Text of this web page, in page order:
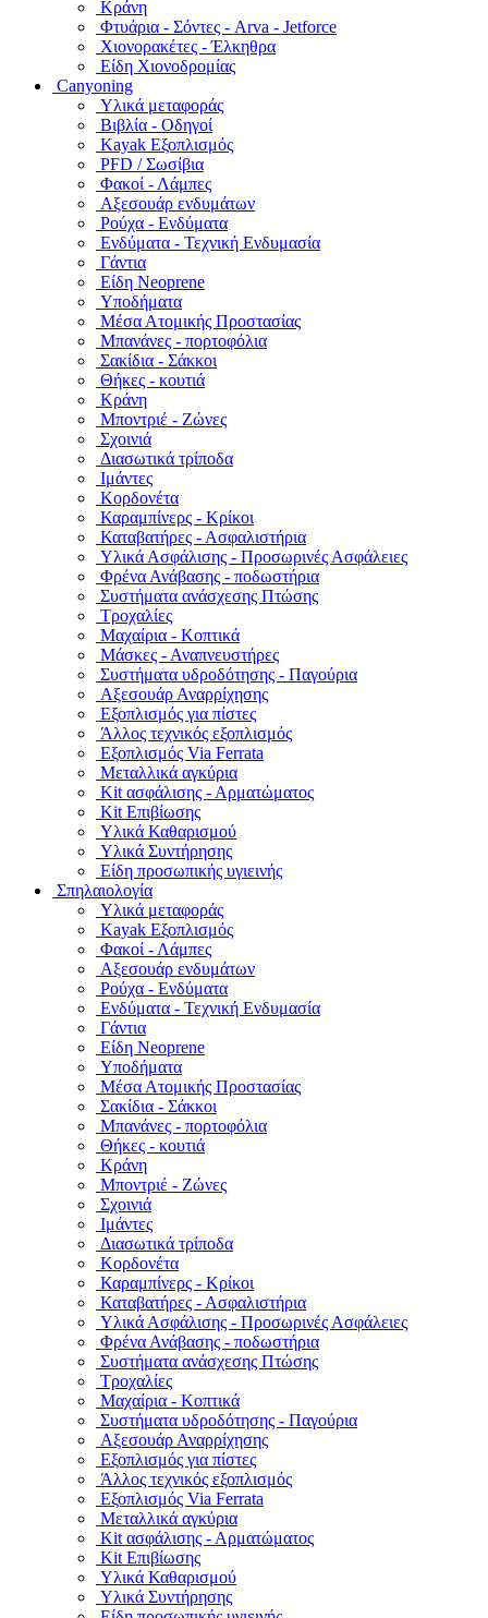
Κράνη
Φτυάρια - Σόντες - Arva - Jetforce
Χιονορακέτες - Έλκηθρα
Είδη Χιονοδρομίας
Canyoning
Υλικά μεταφοράς
Βιβλία - Οδηγοί
Kayak Εξοπλισμός
PFD / Σωσίβια
Φακοί - Λάμπες
Αξεσουάρ ενδυμάτων
Ρούχα - Ενδύματα
Ενδύματα - Τεχνική Ενδυμασία
Γάντια
Είδη Neoprene
Υποδήματα
Μέσα Ατομικής Προστασίας
Μπανάνες - πορτοφόλια
Σακίδια - Σάκκοι
Θήκες - κουτιά
Κράνη
Μποντριέ - Ζώνες
Σχοινιά
Διασωτικά τρίποδα
Ιμάντες
Κορδονέτα
Καραμπίνερς - Κρίκοι
Καταβατήρες - Ασφαλιστήρια
Υλικά Ασφάλισης - Προσωρινές Ασφάλειες
Φρένα Ανάβασης - ποδωστήρια
Συστήματα ανάσχεσης Πτώσης
Τροχαλίες
Μαχαίρια - Κοπτικά
Μάσκες - Αναπνευστήρες
Συστήματα υδροδότησης - Παγούρια
Αξεσουάρ Αναρρίχησης
Εξοπλισμός για πίστες
Άλλος τεχνικός εξοπλισμός
Εξοπλισμός Via Ferrata
Μεταλλικά αγκύρια
Kit ασφάλισης - Αρματώματος
Kit Επιβίωσης
Υλικά Καθαρισμού
Υλικά Συντήρησης
Είδη προσωπικής υγιεινής
Σπηλαιολογία
Υλικά μεταφοράς
Kayak Εξοπλισμός
Φακοί - Λάμπες
Αξεσουάρ ενδυμάτων
Ρούχα - Ενδύματα
Ενδύματα - Τεχνική Ενδυμασία
Γάντια
Είδη Neoprene
Υποδήματα
Μέσα Ατομικής Προστασίας
Σακίδια - Σάκκοι
Μπανάνες - πορτοφόλια
Θήκες - κουτιά
Κράνη
Μποντριέ - Ζώνες
Σχοινιά
Ιμάντες
Διασωτικά τρίποδα
Κορδονέτα
Καραμπίνερς - Κρίκοι
Καταβατήρες - Ασφαλιστήρια
Υλικά Ασφάλισης - Προσωρινές Ασφάλειες
Φρένα Ανάβασης - ποδωστήρια
Συστήματα ανάσχεσης Πτώσης
Τροχαλίες
Μαχαίρια - Κοπτικά
Συστήματα υδροδότησης - Παγούρια
Αξεσουάρ Αναρρίχησης
Εξοπλισμός για πίστες
Άλλος τεχνικός εξοπλισμός
Εξοπλισμός Via Ferrata
Μεταλλικά αγκύρια
Kit ασφάλισης - Αρματώματος
Kit Επιβίωσης
Υλικά Καθαρισμού
Υλικά Συντήρησης